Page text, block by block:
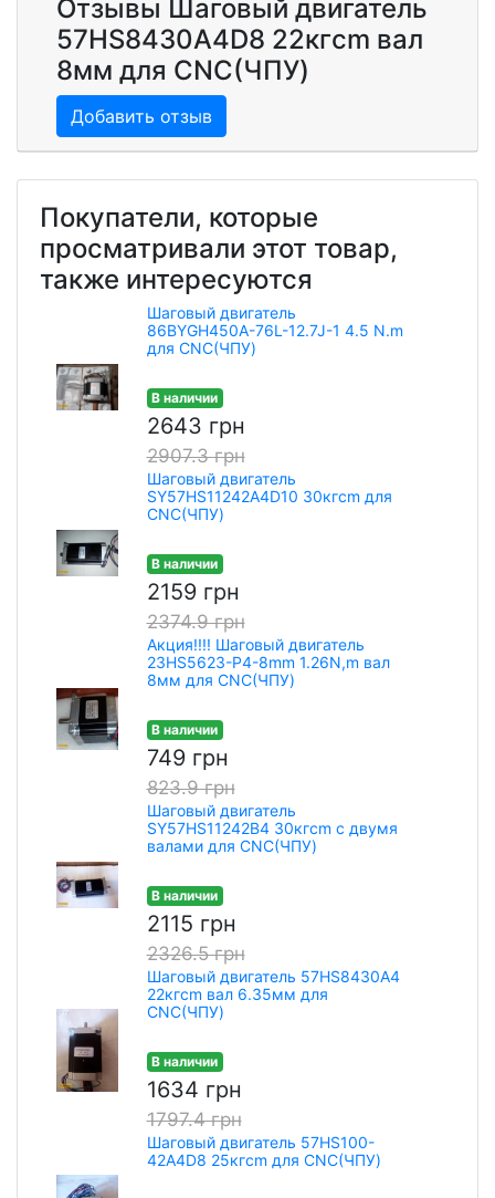
Отзывы Шаговый двигатель
57HS8430A4D8 22кгcm вал
8мм для CNC(ЧПУ)
Добавить отзыв
Покупатели, которые
просматривали этот товар,
также интересуются
Шаговый двигатель
86BYGH450А-76L-12.7J-1 4.5 N.m
для CNC(ЧПУ)
В наличии
2643 грн
2907.3 грн
Шаговый двигатель
SY57HS11242A4D10 30кгcm для
CNC(ЧПУ)
В наличии
2159 грн
2374.9 грн
Акция!!!! Шаговый двигатель
23HS5623-P4-8mm 1.26N,m вал
8мм для CNC(ЧПУ)
В наличии
749 грн
823.9 грн
Шаговый двигатель
SY57HS11242В4 30кгcm с двумя
валами для CNC(ЧПУ)
В наличии
2115 грн
2326.5 грн
Шаговый двигатель 57HS8430A4
22кгcm вал 6.35мм для
CNC(ЧПУ)
В наличии
1634 грн
1797.4 грн
Шаговый двигатель 57HS100-
42A4D8 25кгcm для CNC(ЧПУ)